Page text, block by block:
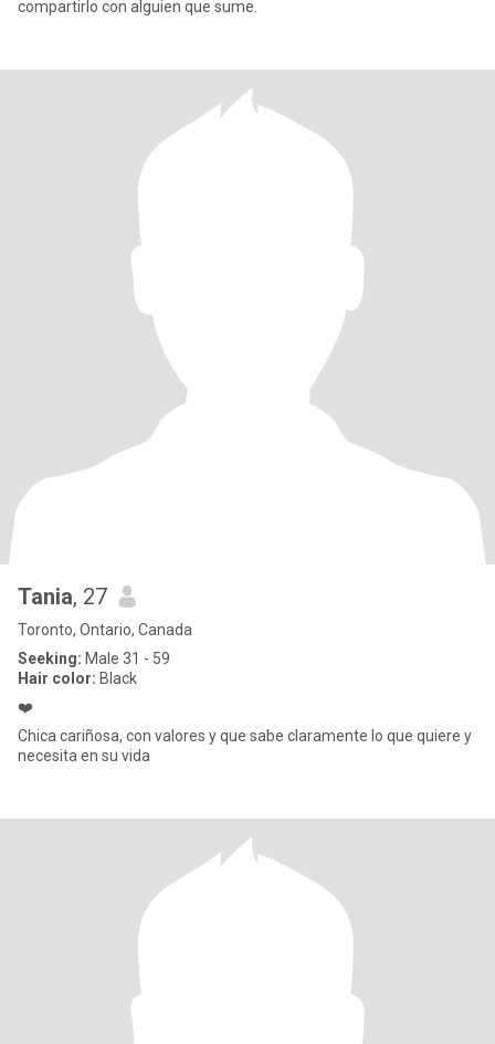
compartirlo con alguien que sume.
Tania, 27
Toronto, Ontario, Canada
Seeking: Male 31 - 59
Hair color: Black
❤️
Chica cariñosa, con valores y que sabe claramente lo que quiere y
necesita en su vida